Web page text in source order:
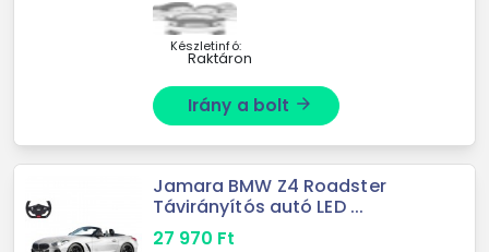
ajándékba. Technikai paraméterek
CE tanúsítvány ...
Készletinfó:
Raktáron
Irány a bolt arrow_forward
Jamara BMW Z4 Roadster
Távirányítós autó LED ...
27 970 Ft